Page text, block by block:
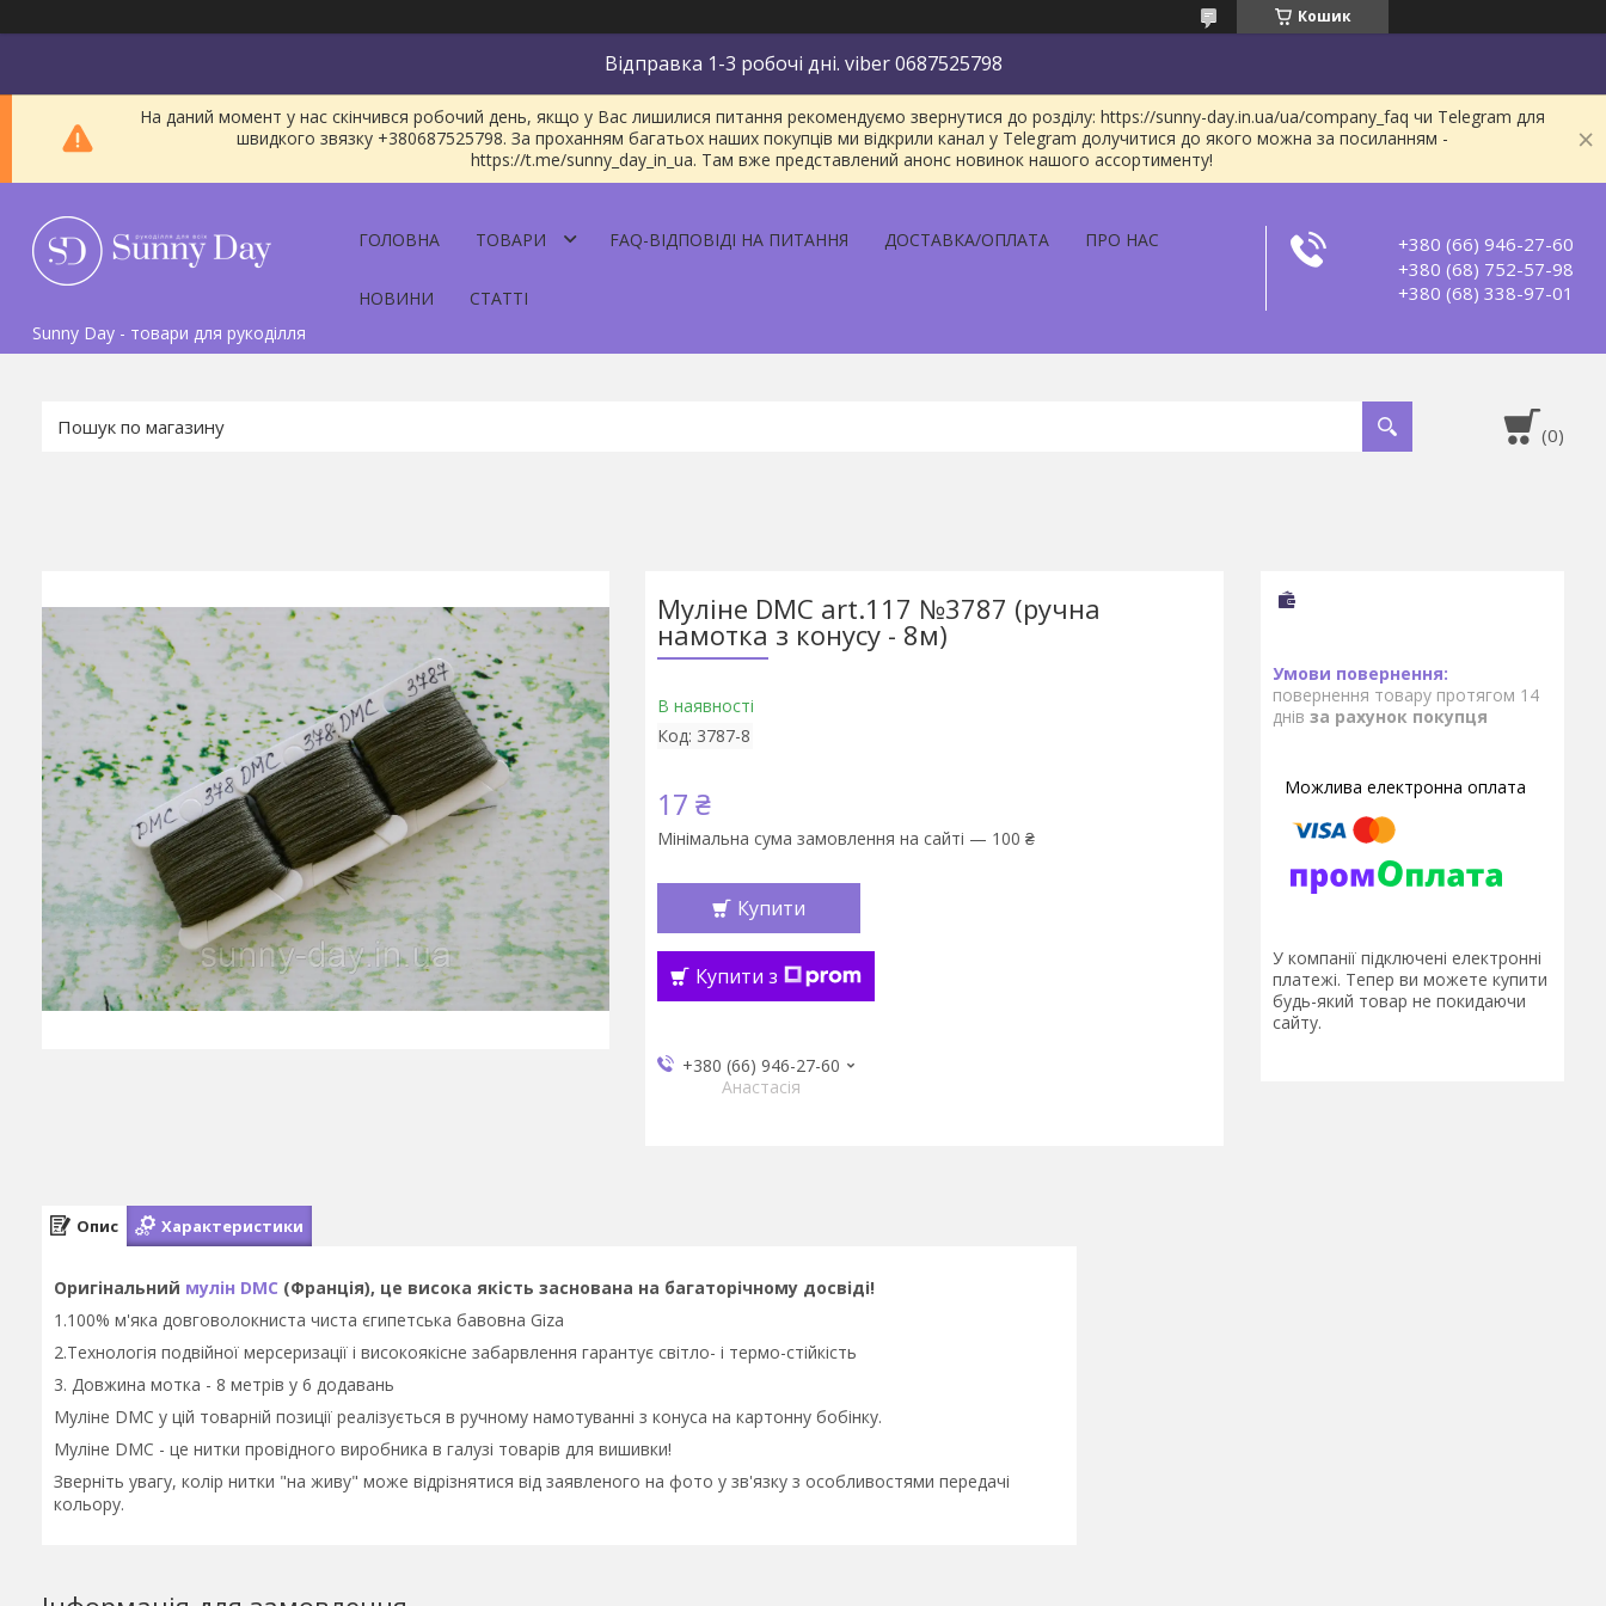
Кошик
Відправка 1-3 робочі дні. viber 0687525798
На даний момент у нас скінчився робочий день, якщо у Вас лишилися питання рекомендуємо звернутися до розділу: https://sunny-day.in.ua/ua/company_faq чи Telegram для
швидкого звязку +380687525798. За проханням багатьох наших покупців ми відкрили канал у Telegram долучитися до якого можна за посиланням -
https://t.me/sunny_day_in_ua. Там вже представлений анонс новинок нашого ассортименту!
Sunny Day - товари для рукоділля
ГОЛОВНА ТОВАРИ FAQ-ВІДПОВІДІ НА ПИТАННЯ ДОСТАВКА/ОПЛАТА ПРО НАС
НОВИНИ СТАТТІ
+380 (66) 946-27-60
+380 (68) 752-57-98
+380 (68) 338-97-01
Муліне DMC art.117 №3787 (ручна
намотка з конусу - 8м)
В наявності
Код: 3787-8
17 ₴
Мінімальна сума замовлення на сайті — 100 ₴
Купити
Купити з
+380 (66) 946-27-60
Анастасія
повернення товару протягом 14
днів за рахунок покупця
У компанії підключені електронні
платежі. Тепер ви можете купити
будь-який товар не покидаючи
сайту.
Опис Характеристики
Оригінальний мулін DMC (Франція), це висока якість заснована на багаторічному досвіді!
1.100% м'яка довговолокниста чиста єгипетська бавовна Giza
2.Технологія подвійної мерсеризації і високоякісне забарвлення гарантує світло- і термо-стійкість
3. Довжина мотка - 8 метрів у 6 додавань
Муліне DMC у цій товарній позиції реалізується в ручному намотуванні з конуса на картонну бобінку.
Муліне DMC - це нитки провідного виробника в галузі товарів для вишивки!
Зверніть увагу, колір нитки "на живу" може відрізнятися від заявленого на фото у зв'язку з особливостями передачі
кольору.